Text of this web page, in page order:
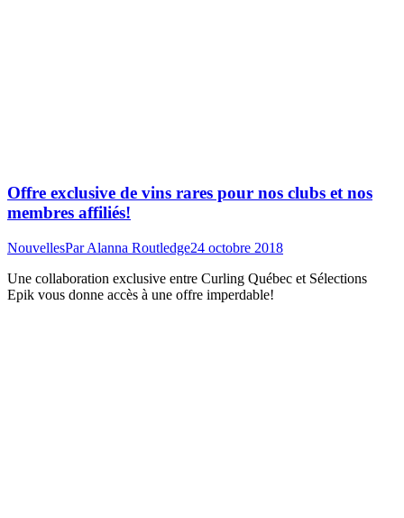
Offre exclusive de vins rares pour nos clubs et nos
membres affiliés!
NouvellesParAlanna Routledge24 octobre 2018
Une collaboration exclusive entre Curling Québec et Sélections
Epik vous donne accès à une offre imperdable!